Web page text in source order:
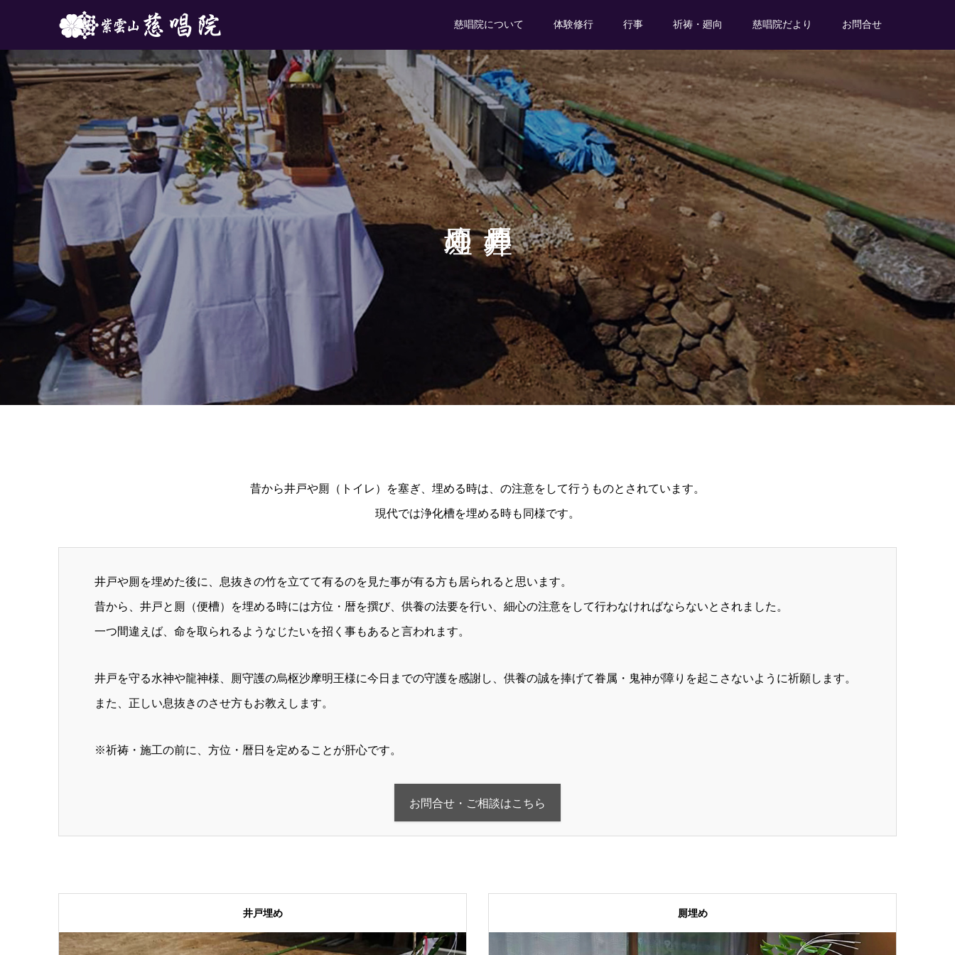
慈唱院について 体験修行 行事 祈祷・廻向 慈唱院だより お問合せ
井戸埋め
厠埋め
昔から井戸や厠（トイレ）を塞ぎ、埋める時は、の注意をして行うものとされています。
現代では浄化槽を埋める時も同様です。
井戸や厠を埋めた後に、息抜きの竹を立てて有るのを見た事が有る方も居られると思います。
昔から、井戸と厠（便槽）を埋める時には方位・暦を撰び、供養の法要を行い、細心の注意をして行わなければならないとされました。
一つ間違えば、命を取られるようなじたいを招く事もあると言われます。
井戸を守る水神や龍神様、厠守護の烏枢沙摩明王様に今日までの守護を感謝し、供養の誠を捧げて眷属・鬼神が障りを起こさないように祈願します。
また、正しい息抜きのさせ方もお教えします。
※祈祷・施工の前に、方位・暦日を定めることが肝心です。
お問合せ・ご相談はこちら
井戸埋め 厠埋め